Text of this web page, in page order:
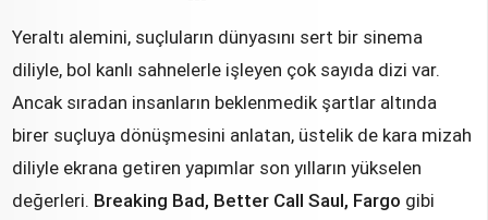
Yeraltı alemini, suçluların dünyasını sert bir sinema
diliyle, bol kanlı sahnelerle işleyen çok sayıda dizi var.
Ancak sıradan insanların beklenmedik şartlar altında
birer suçluya dönüşmesini anlatan, üstelik de kara mizah
diliyle ekrana getiren yapımlar son yılların yükselen
değerleri. Breaking Bad, Better Call Saul, Fargo gibi